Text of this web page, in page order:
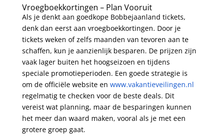
Vroegboekkortingen – Plan Vooruit
Als je denkt aan goedkope Bobbejaanland tickets,
denk dan eerst aan vroegboekkortingen. Door je
tickets weken of zelfs maanden van tevoren aan te
schaffen, kun je aanzienlijk besparen. De prijzen zijn
vaak lager buiten het hoogseizoen en tijdens
speciale promotieperioden. Een goede strategie is
om de officiële website en www.vakantieveilingen.nl
regelmatig te checken voor de beste deals. Dit
vereist wat planning, maar de besparingen kunnen
het meer dan waard maken, vooral als je met een
grotere groep gaat.